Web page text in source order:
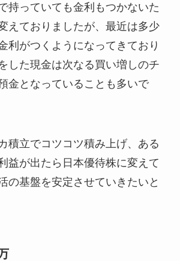
持っていても金利もつかないた
えておりましたが、最近は多少
利がつくようになってきており
した現金は次なる買い増しのチ
金となっていることも多いで
積立でコツコツ積み上げ、ある
益が出たら日本優待株に変えて
の基盤を安定させていきたいと